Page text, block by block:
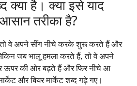
क्या है। क्या इसे याद
तरीका है?
वे अपने सींग नीचे करके शुरू करते हैं और
जब भालू हमला करते हैं, तो वे अपने
ऊपर की ओर बढ़ते हैं और फिर नीचे आ
और बियर मार्केट शब्द गढ़े गए।